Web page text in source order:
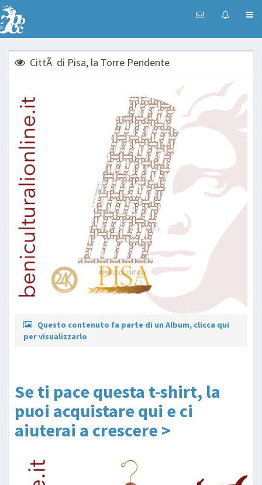
CittÃ di Pisa, la Torre Pendente
Questo contenuto fa parte di un Album, clicca qui
per visualizzarlo
Se ti pace questa t-shirt, la
puoi acquistare qui e ci
aiuterai a crescere >